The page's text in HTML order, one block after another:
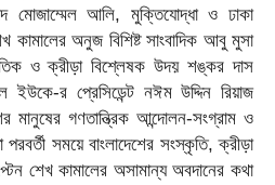
মোজাম্মেল আলি, মুক্তিযোদ্ধাও ঢাকা
কামালের অনুজবিশিষ্ট সাংবাদিক আবু মুসা
ও ক্রীড়া বিশ্লেষক উদয় শঙ্কর দাস
ইউকে-র প্রেসিডেন্ট নঈমউদ্দিন রিয়াজ
মানুষের গণতান্ত্রিক আন্দোলন-সংগ্রাম ও
সময়ে বাংলাদেশের সংস্কৃতি,ক্রীড়া
শেখ কামালের অসামান্য অবদানের কথা